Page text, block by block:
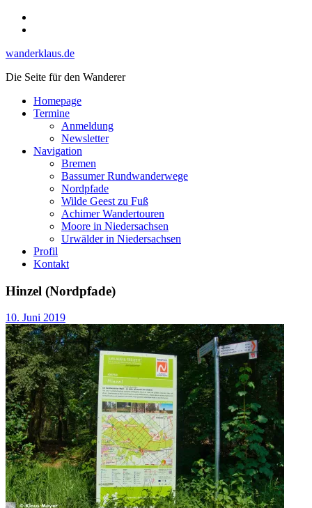
Skip
wanderklaus.de
Die Seite für den Wanderer
Homepage
Termine
Anmeldung
Newsletter
Navigation
Bremen
Bassumer Rundwanderwege
Nordpfade
Wilde Geest zu Fuß
Achimer Wandertouren
Moore in Niedersachsen
Urwälder in Niedersachsen
Profil
Kontakt
Hinzel (Nordpfade)
10. Juni 2019